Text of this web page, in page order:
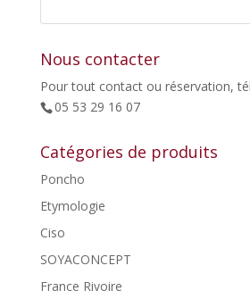
Nous contacter
Pour tout contact ou réservation,
05 53 29 16 07
Catégories de produits
Poncho
Etymologie
Ciso
SOYACONCEPT
France Rivoire